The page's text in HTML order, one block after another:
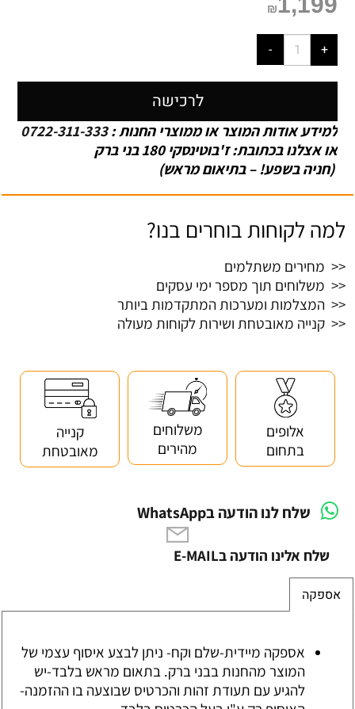
₪
לרכישה
למידע אודות המוצר או ממוצרי החנות :0722-311-333
או אצלנו בכתובת: ז'בוטינסקי 180 בני ברק
(חניה בשפע! – בתיאום מראש)
למה לקוחות בוחרים בנו?
<< מחירים משתלמים
<< משלוחים תוך מספר ימי עסקים
<< המצלמות ומערכות המתקדמות ביותר
<< קנייה מאובטחת ושירות לקוחות מעולה
אלופים
בתחום
משלוחים
מהירים
קנייה
מאובטחת
שלח לנו הודעה בWhatsApp
שלח אלינו הודעה בE-MAIL
אספקה
אספקה מיידית-שלם וקח- ניתן לבצע איסוף עצמי של
המוצר מהחנות בבני ברק. בתאום מראש בלבד-יש
להגיע עם תעודת זהות והכרטיס שבוצעה בו ההזמנה-